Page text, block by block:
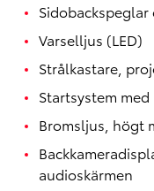
Varselljus (LED)
Strålkastare,
Startsystem med
Bromsljus, högt
audioskärmen